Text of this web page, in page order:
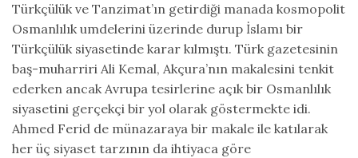
Türkçülük ve Tanzimat’ın getirdiği manada kosmopolit
Osmanlılık umdelerini üzerinde durup İslamı bir
Türkçülük siyasetinde karar kılmıştı. Türk gazetesinin
baş-muharriri Ali Kemal, Akçura’nın makalesini tenkit
ederken ancak Avrupa tesirlerine açık bir Osmanlılık
siyasetini gerçekçi bir yol olarak göstermekte idi.
Ahmed Ferid de münazaraya bir makale ile katılarak
her üç siyaset tarzının da ihtiyaca göre